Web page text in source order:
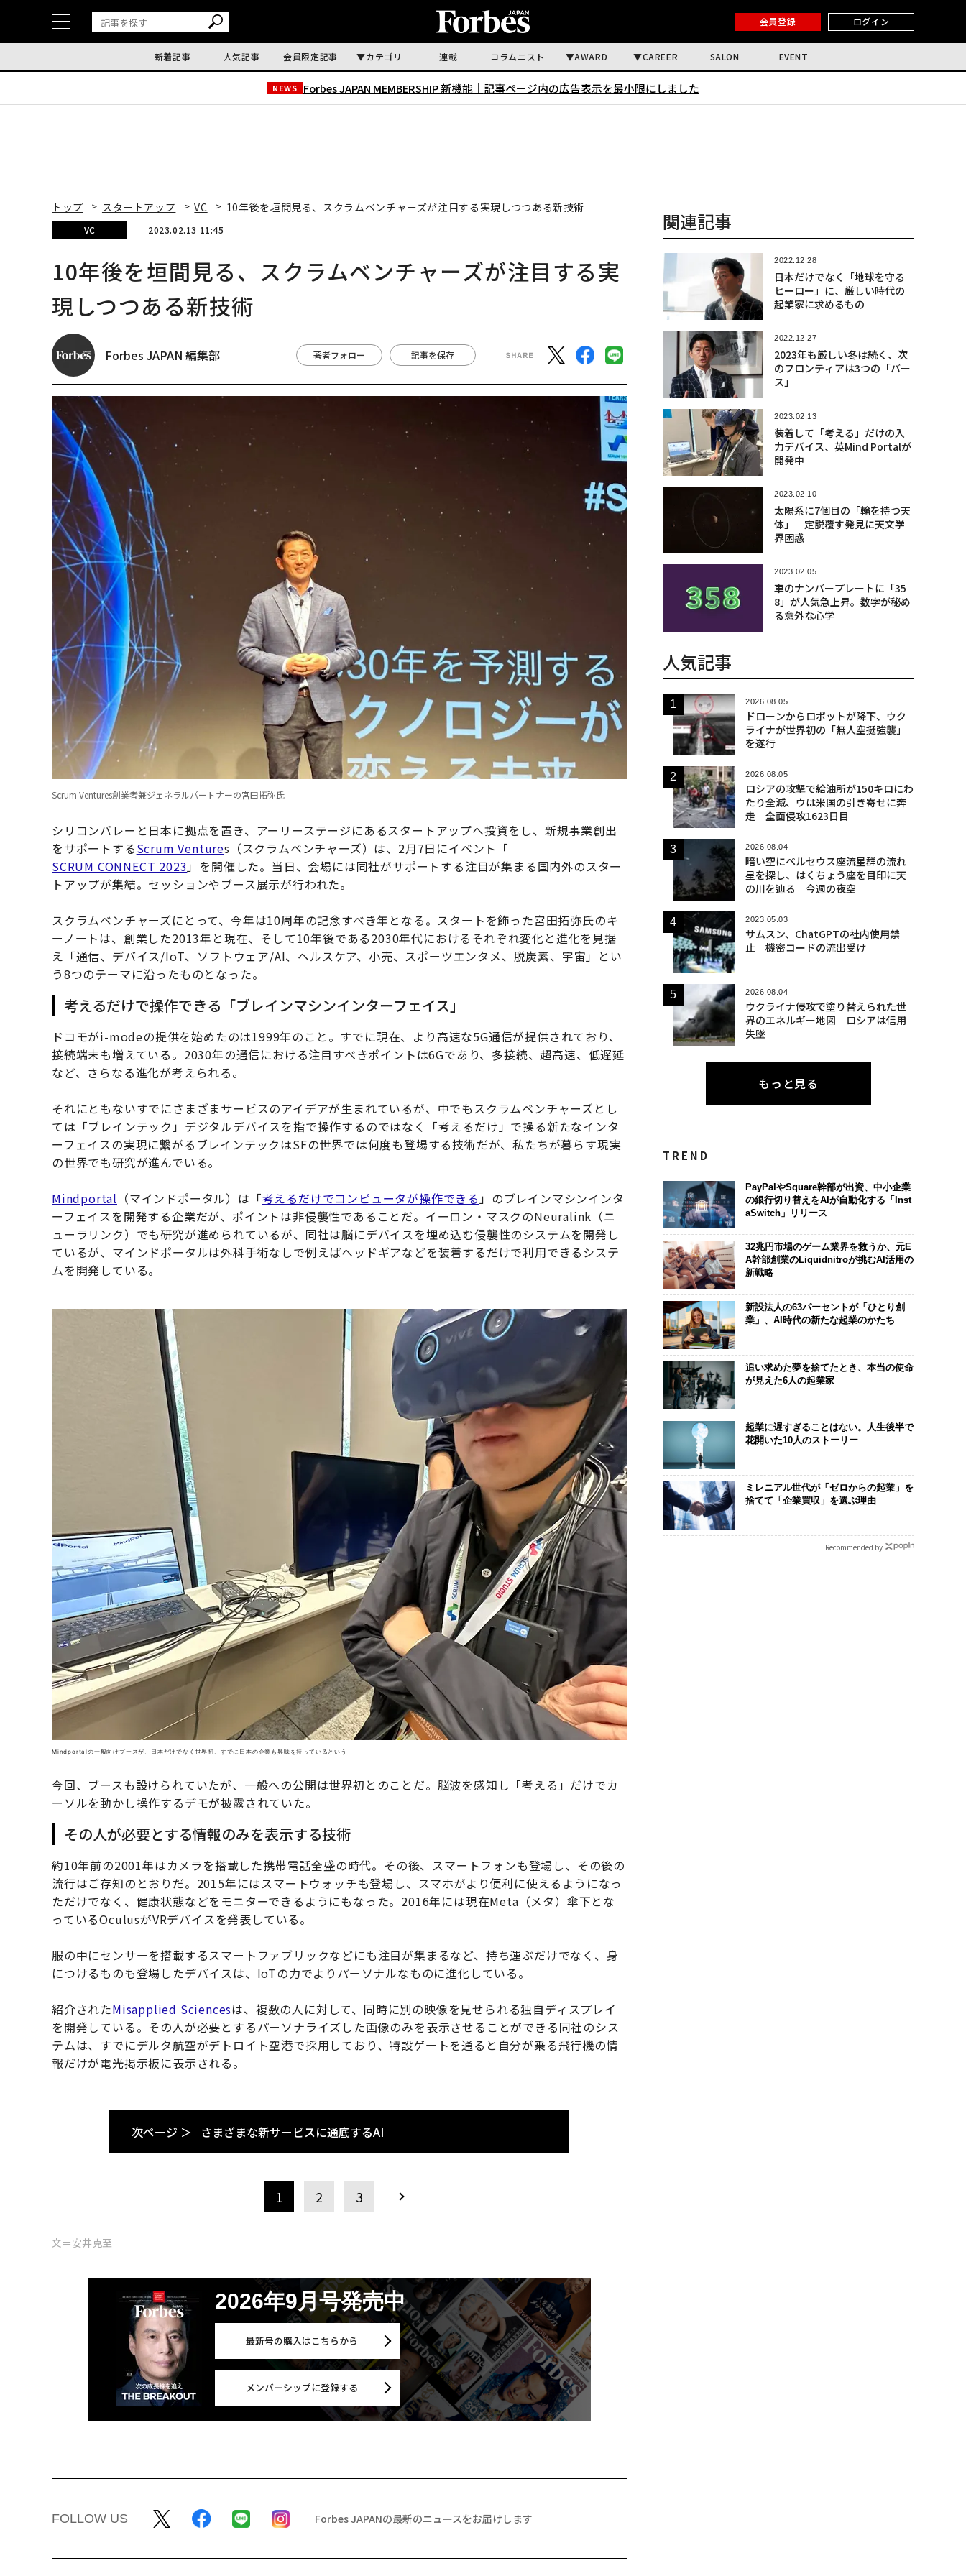
会員登録 ログイン
新着記事 人気記事 会員限定記事 カテゴリ 連載 コラムニスト AWARD CAREER SALON EVENT
NEWS Forbes JAPAN MEMBERSHIP 新機能｜ 記事ページ内の広告表示を最小限にしました
トップ スタートアップ VC 10年後を垣間見る、スクラムベンチャーズが注目する実現しつつある新技術
VC 2023.02.13 11:45
10年後を垣間見る、スクラムベンチャーズが注目する実
現しつつある新技術
Forbes JAPAN 編集部 著者フォロー 記事を保存
Scrum Ventures創業者兼ジェネラルパートナーの宮田拓弥氏
シリコンバレーと日本に拠点を置き、アーリーステージにあるスタートアップへ投資をし、新規事業創出
をサポートするScrum Ventures（スクラムベンチャーズ）は、2月7日にイベント「
SCRUM CONNECT 2023」を開催した。当日、会場には同社がサポートする注目が集まる国内外のスター
トアップが集結。セッションやブース展示が行われた。
スクラムベンチャーズにとって、今年は10周年の記念すべき年となる。スタートを飾った宮田拓弥氏のキ
ーノートは、創業した2013年と現在、そして10年後である2030年代におけるそれぞれ変化と進化を見据
え「通信、デバイス/IoT、ソフトウェア/AI、ヘルスケア、小売、スポーツエンタメ、脱炭素、宇宙」とい
う8つのテーマに沿ったものとなった。
考えるだけで操作できる「ブレインマシンインターフェイス」
ドコモがi-modeの提供を始めたのは1999年のこと。すでに現在、より高速な5G通信が提供されており、
接続端末も増えている。2030年の通信における注目すべきポイントは6Gであり、多接続、超高速、低遅延
など、さらなる進化が考えられる。
それにともないすでにさまざまサービスのアイデアが生まれているが、中でもスクラムベンチャーズとし
ては「ブレインテック」デジタルデバイスを指で操作するのではなく「考えるだけ」で操る新たなインタ
ーフェイスの実現に繋がるブレインテックはSFの世界では何度も登場する技術だが、私たちが暮らす現実
の世界でも研究が進んでいる。
Mindportal （マインドポータル）は「考えるだけでコンピュータが操作できる」のブレインマシンインタ
ーフェイスを開発する企業だが、ポイントは非侵襲性であることだ。イーロン・マスクのNeuralink（ニ
ューラリンク）でも研究が進められているが、同社は脳にデバイスを埋め込む侵襲性のシステムを開発し
ているが、マインドポータルは外科手術なしで例えばヘッドギアなどを装着するだけで利用できるシステ
ムを開発している。
Mindportalの一般向けブースが、日本だけでなく世界初。すでに日本の企業も興味を持っているという
今回、ブースも設けられていたが、一般への公開は世界初とのことだ。脳波を感知し「考える」だけでカ
ーソルを動かし操作するデモが披露されていた。
その人が必要とする情報のみを表示する技術
約10年前の2001年はカメラを搭載した携帯電話全盛の時代。その後、スマートフォンも登場し、その後の
流行はご存知のとおりだ。2015年にはスマートウォッチも登場し、スマホがより便利に使えるようになっ
ただけでなく、健康状態などをモニターできるようにもなった。2016年には現在Meta（メタ）傘下とな
っているOculusがVRデバイスを発表している。
服の中にセンサーを搭載するスマートファブリックなどにも注目が集まるなど、持ち運ぶだけでなく、身
につけるものも登場したデバイスは、IoTの力でよりパーソナルなものに進化している。
紹介されたMisapplied Sciencesは、複数の人に対して、同時に別の映像を見せられる独自ディスプレイ
を開発している。その人が必要とするパーソナライズした画像のみを表示させることができる同社のシス
テムは、すでにデルタ航空がデトロイト空港で採用しており、特設ゲートを通ると自分が乗る飛行機の情
報だけが電光掲示板に表示される。
次ページ ＞ さまざまな新サービスに通底するAI
1 2 3
文＝安井克至
2026年9月号発売中
最新号の購入はこちらから
メンバーシップに登録する
FOLLOW US Forbes JAPANの最新のニュースをお届けします
関連記事
2022.12.28
日本だけでなく「地球を守る
ヒーロー」に、厳しい時代の
起業家に求めるもの
2022.12.27
2023年も厳しい冬は続く、次
のフロンティアは3つの「バー
ス」
2023.02.13
装着して「考える」だけの入
力デバイス、英Mind Portalが
開発中
2023.02.10
太陽系に7個目の「輪を持つ天
体」 定説覆す発見に天文学
界困惑
2023.02.05
車のナンバープレートに「35
8」が人気急上昇。数字が秘め
る意外な心学
人気記事
2026.08.05
ドローンからロボットが降下、ウク
ライナが世界初の「無人空挺強襲」
を遂行
2026.08.05
ロシアの攻撃で給油所が150キロにわ
たり全滅、ウは米国の引き寄せに奔
走 全面侵攻1623日目
2026.08.04
暗い空にペルセウス座流星群の流れ
星を探し、はくちょう座を目印に天
の川を辿る 今週の夜空
2023.05.03
サムスン、ChatGPTの社内使用禁
止 機密コードの流出受け
2026.08.04
ウクライナ侵攻で塗り替えられた世
界のエネルギー地図 ロシアは信用
失墜
もっと見る
TREND
PayPalやSquare幹部が出資、中小企業
の銀行切り替えをAIが自動化する「Inst
aSwitch」リリース
32兆円市場のゲーム業界を救うか、元E
A幹部創業のLiquidnitroが挑むAI活用の
新戦略
新設法人の63パーセントが「ひとり創
業」、AI時代の新たな起業のかたち
追い求めた夢を捨てたとき、本当の使命
が見えた6人の起業家
起業に遅すぎることはない。人生後半で
花開いた10人のストーリー
ミレニアル世代が「ゼロからの起業」を
捨てて「企業買収」を選ぶ理由
Recommended by